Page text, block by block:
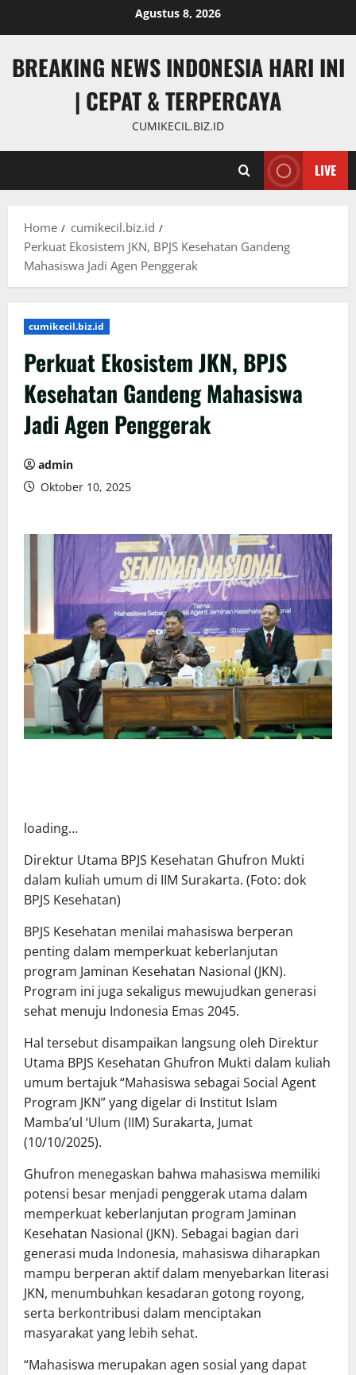
Agustus 8, 2026
BREAKING NEWS INDONESIA HARI INI
| CEPAT & TERPERCAYA
CUMIKECIL.BIZ.ID
LIVE
Home
cumikecil.biz.id
Perkuat Ekosistem JKN, BPJS Kesehatan Gandeng
Mahasiswa Jadi Agen Penggerak
cumikecil.biz.id
Perkuat Ekosistem JKN, BPJS
Kesehatan Gandeng Mahasiswa
Jadi Agen Penggerak
admin
Oktober 10, 2025
loading…
Direktur Utama BPJS Kesehatan Ghufron Mukti
dalam kuliah umum di IIM Surakarta. (Foto: dok
BPJS Kesehatan)
BPJS Kesehatan menilai mahasiswa berperan
penting dalam memperkuat keberlanjutan
program Jaminan Kesehatan Nasional (JKN).
Program ini juga sekaligus mewujudkan generasi
sehat menuju Indonesia Emas 2045.
Hal tersebut disampaikan langsung oleh Direktur
Utama BPJS Kesehatan Ghufron Mukti dalam kuliah
umum bertajuk “Mahasiswa sebagai Social Agent
Program JKN” yang digelar di Institut Islam
Mamba’ul ‘Ulum (IIM) Surakarta, Jumat
(10/10/2025).
Ghufron menegaskan bahwa mahasiswa memiliki
potensi besar menjadi penggerak utama dalam
memperkuat keberlanjutan program Jaminan
Kesehatan Nasional (JKN). Sebagai bagian dari
generasi muda Indonesia, mahasiswa diharapkan
mampu berperan aktif dalam menyebarkan literasi
JKN, menumbuhkan kesadaran gotong royong,
serta berkontribusi dalam menciptakan
masyarakat yang lebih sehat.
“Mahasiswa merupakan agen sosial yang dapat